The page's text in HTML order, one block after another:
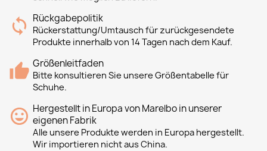
Rückgabepolitik
Rückerstattung/Umtausch für zurückgesendete
Produkte innerhalb von 14 Tagen nach dem Kauf.
Größenleitfaden
Bitte konsultieren Sie unsere Größentabelle für
Schuhe.
Hergestellt in Europa von Marelbo in unserer
eigenen Fabrik
Alle unsere Produkte werden in Europa hergestellt.
Wir importieren nicht aus China.